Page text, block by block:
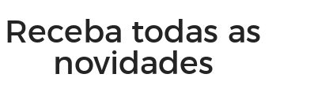
Receba todas as
novidades